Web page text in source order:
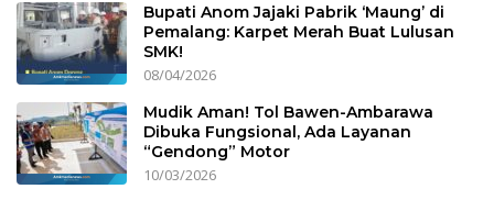
Bupati Anom Jajaki Pabrik ‘Maung’ di
Pemalang: Karpet Merah Buat Lulusan
SMK!
08/04/2026
Mudik Aman! Tol Bawen-Ambarawa
Dibuka Fungsional, Ada Layanan
“Gendong” Motor
10/03/2026